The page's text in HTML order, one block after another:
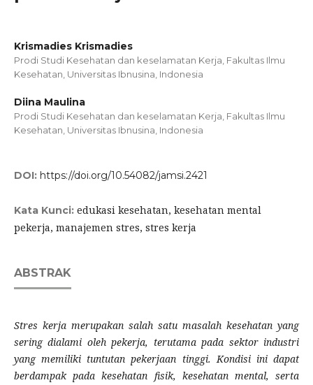
Krismadies Krismadies
Prodi Studi Kesehatan dan keselamatan Kerja, Fakultas Ilmu
Kesehatan, Universitas Ibnusina, Indonesia
Diina Maulina
Prodi Studi Kesehatan dan keselamatan Kerja, Fakultas Ilmu
Kesehatan, Universitas Ibnusina, Indonesia
DOI: https://doi.org/10.54082/jamsi.2421
Kata Kunci: edukasi kesehatan, kesehatan mental
pekerja, manajemen stres, stres kerja
ABSTRAK
Stres kerja merupakan salah satu masalah kesehatan yang
sering dialami oleh pekerja, terutama pada sektor industri
yang memiliki tuntutan pekerjaan tinggi. Kondisi ini dapat
berdampak pada kesehatan fisik, kesehatan mental, serta